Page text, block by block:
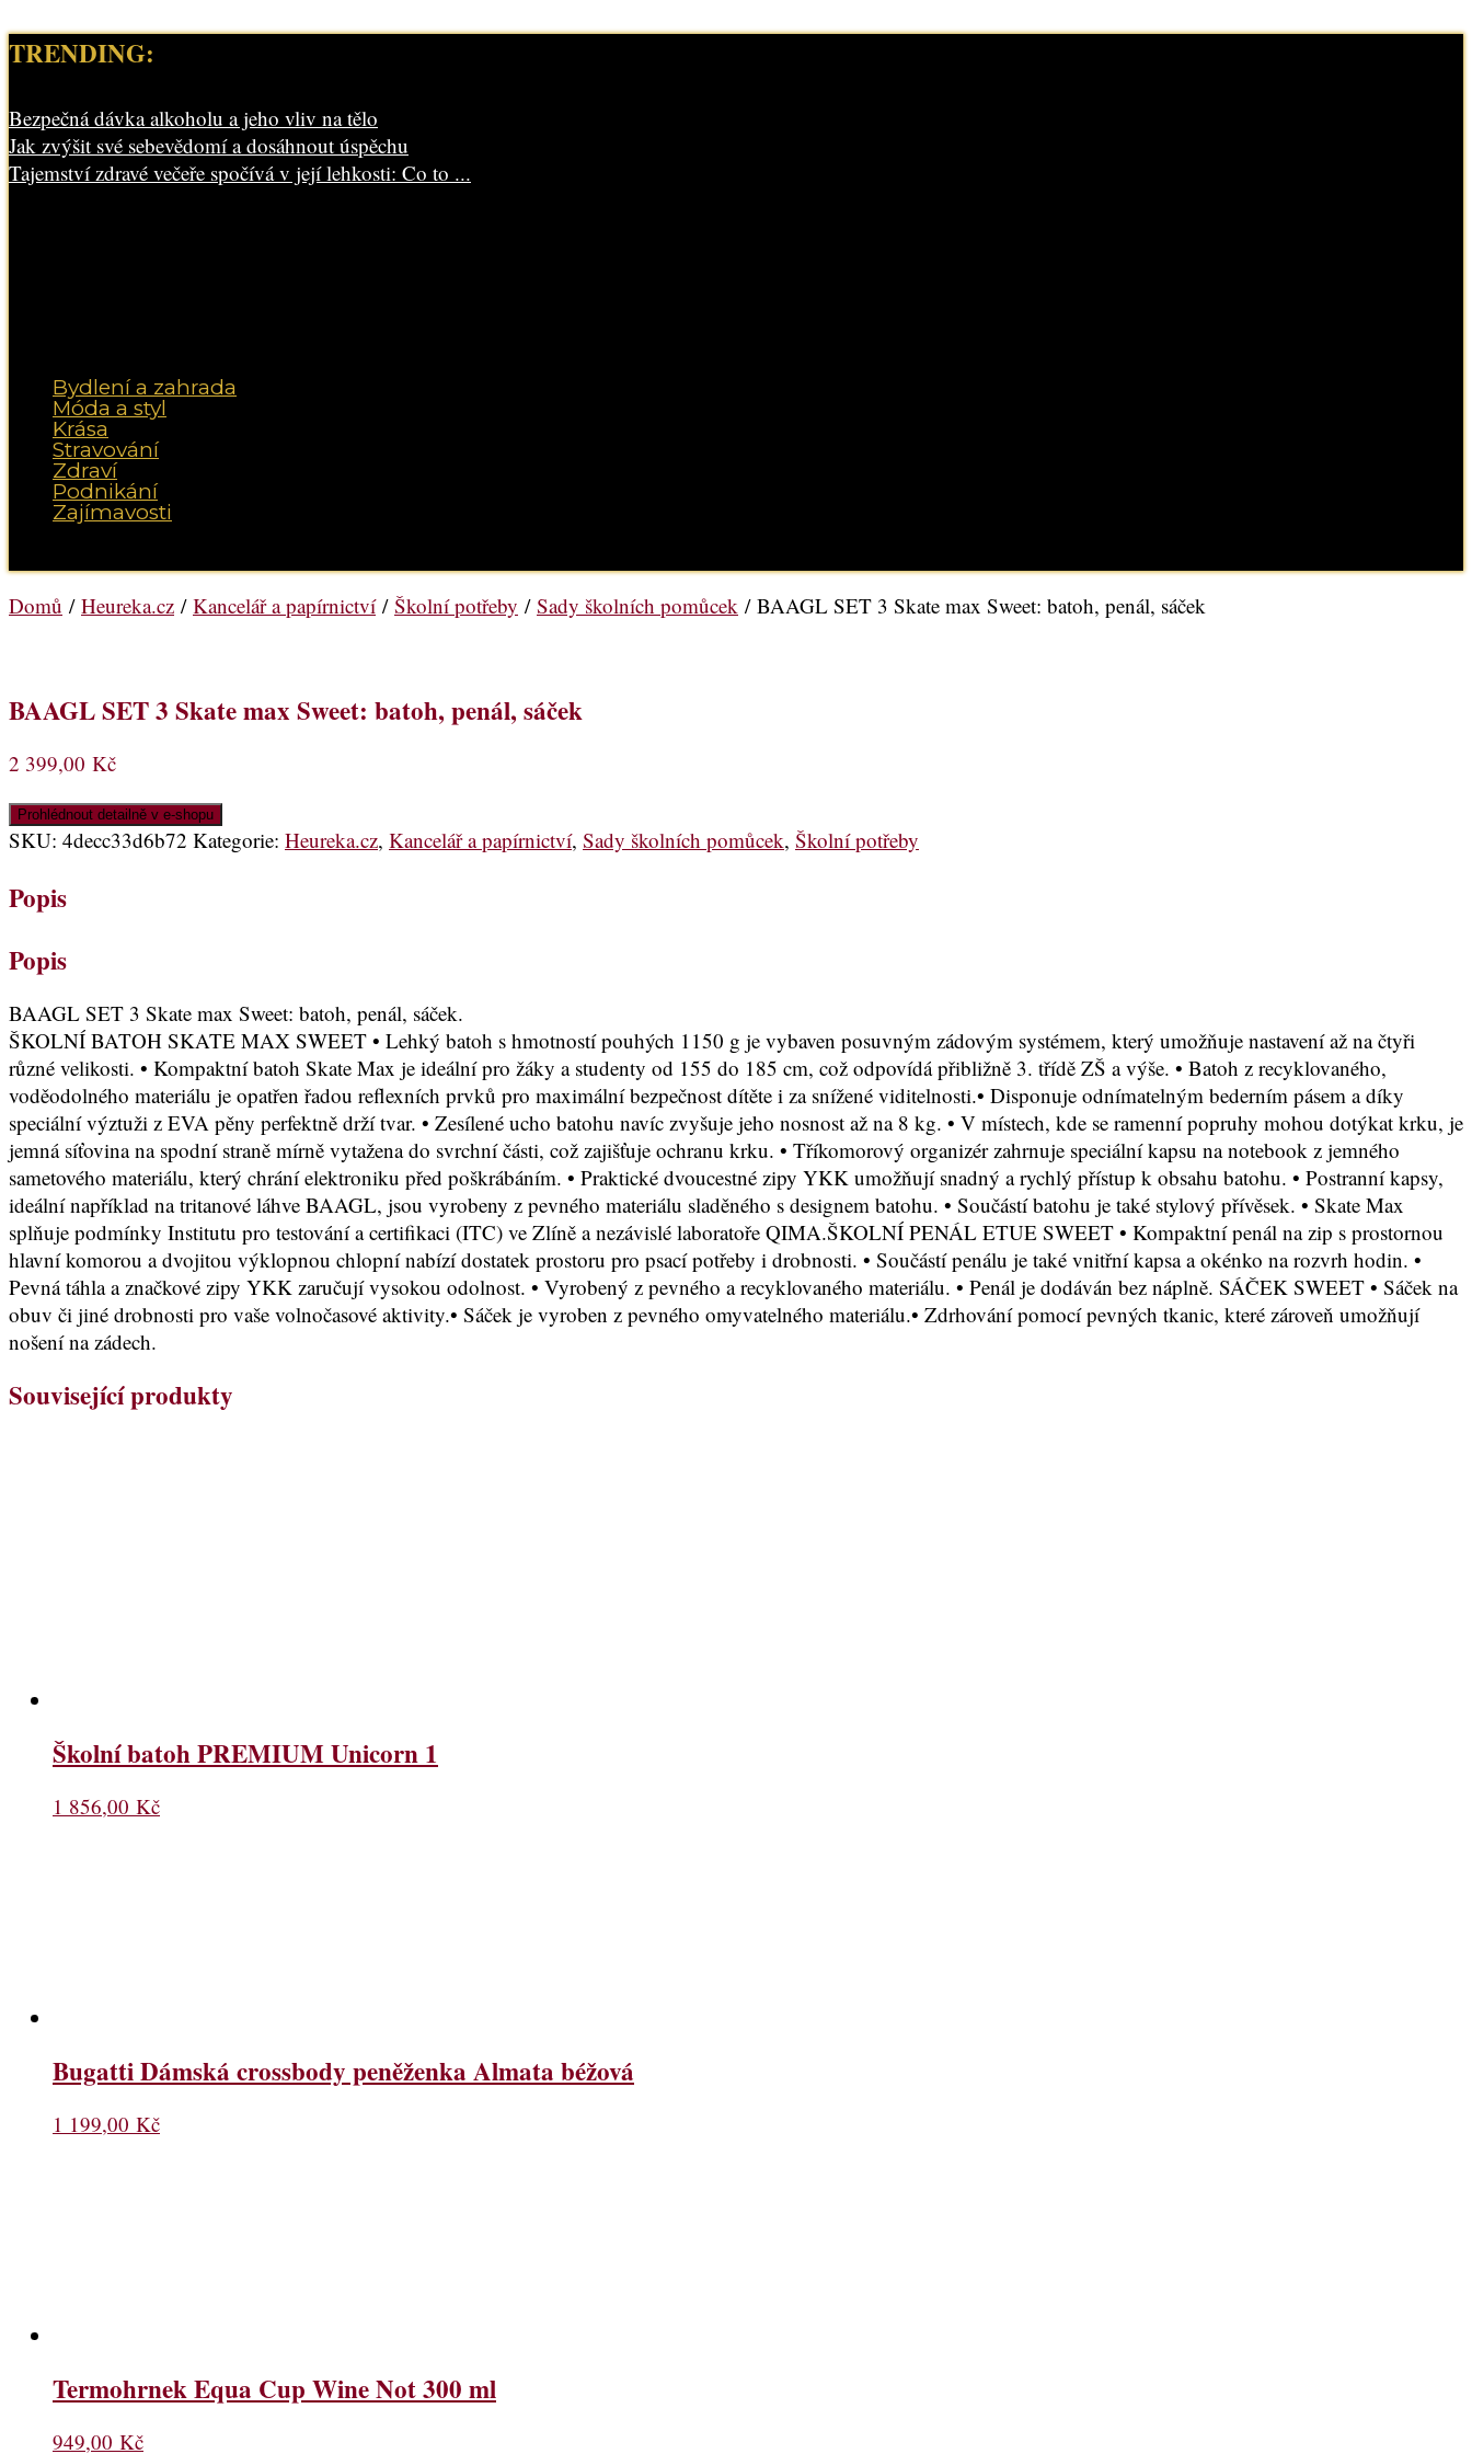
TRENDING:
Bezpečná dávka alkoholu a jeho vliv na tělo
Jak zvýšit své sebevědomí a dosáhnout úspěchu
Tajemství zdravé večeře spočívá v její lehkosti: Co to ...
Bydlení a zahrada
Móda a styl
Krása
Stravování
Zdraví
Podnikání
Zajímavosti
Domů / Heureka.cz / Kancelář a papírnictví/ Školní potřeby / Sady školních pomůcek / BAAGL SET 3 Skate max Sweet: batoh, penál, sáček
BAAGL SET 3 Skate max Sweet: batoh, penál, sáček
2 399,00 Kč
Prohlédnout detailně v e-shopu
SKU: 4decc33d6b72 Kategorie: Heureka.cz, Kancelář a papírnictví, Sady školních pomůcek, Školní potřeby
Popis
Popis
BAAGL SET 3 Skate max Sweet: batoh, penál, sáček.
ŠKOLNÍ BATOH SKATE MAX SWEET • Lehký batoh s hmotností pouhých 1150 g je vybaven posuvným zádovým systémem, který umožňuje nastavení až na čtyři
různé velikosti. • Kompaktní batoh Skate Max je ideální pro žáky a studenty od 155 do 185 cm, což odpovídá přibližně 3. třídě ZŠ a výše. • Batoh z recyklovaného,
voděodolného materiálu je opatřen řadou reflexních prvků pro maximální bezpečnost dítěte i za snížené viditelnosti.• Disponuje odnímatelným bederním pásem a díky
speciální výztuži z EVA pěny perfektně drží tvar. • Zesílené ucho batohu navíc zvyšuje jeho nosnost až na 8 kg. • V místech, kde se ramenní popruhy mohou dotýkat krku, je
jemná síťovina na spodní straně mírně vytažena do svrchní části, což zajišťuje ochranu krku. • Tříkomorový organizér zahrnuje speciální kapsu na notebook z jemného
sametového materiálu, který chrání elektroniku před poškrábáním. • Praktické dvoucestné zipy YKK umožňují snadný a rychlý přístup k obsahu batohu. • Postranní kapsy,
ideální například na tritanové láhve BAAGL, jsou vyrobeny z pevného materiálu sladěného s designem batohu. • Součástí batohu je také stylový přívěsek. • Skate Max
splňuje podmínky Institutu pro testování a certifikaci (ITC) ve Zlíně a nezávislé laboratoře QIMA.ŠKOLNÍ PENÁL ETUE SWEET • Kompaktní penál na zip s prostornou
hlavní komorou a dvojitou výklopnou chlopní nabízí dostatek prostoru pro psací potřeby i drobnosti. • Součástí penálu je také vnitřní kapsa a okénko na rozvrh hodin. •
Pevná táhla a značkové zipy YKK zaručují vysokou odolnost. • Vyrobený z pevného a recyklovaného materiálu. • Penál je dodáván bez náplně. SÁČEK SWEET • Sáček na
obuv či jiné drobnosti pro vaše volnočasové aktivity.• Sáček je vyroben z pevného omyvatelného materiálu.• Zdrhování pomocí pevných tkanic, které zároveň umožňují
nošení na zádech.
Související produkty
Školní batoh PREMIUM Unicorn 1
1 856,00 Kč
Bugatti Dámská crossbody peněženka Almata béžová
1 199,00 Kč
Termohrnek Equa Cup Wine Not 300 ml
949,00 Kč